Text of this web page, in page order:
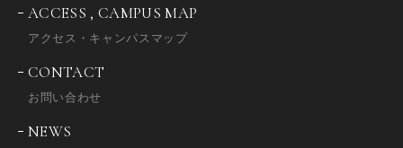
ACCESS , CAMPUS MAP
アクセス・キャンパスマップ
CONTACT
お問い合わせ
NEWS